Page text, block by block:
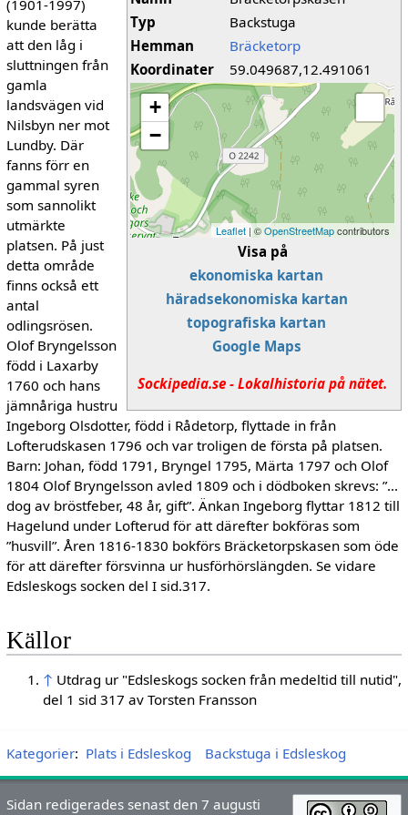
Typ
Backstuga
Hemman
Bräcketorp
Koordinater
59.049687,12.491061
+
−
Leaflet | ©OpenStreetMapcontributors
Visa på
ekonomiska kartan
häradsekonomiska kartan
topografiska kartan
Google Maps
Sockipedia.se - Lokalhistoria på nätet.
(1901-1997)
kunde berätta
att den låg i
sluttningen från
gamla
landsvägen vid
Nilsbyn ner mot
Lundby. Där
fanns förr en
gammal syren
som sannolikt
utmärkte
platsen. På just
detta område
finns också ett
antal
odlingsrösen.
Olof Bryngelsson
född i Laxarby
1760 och hans
jämnåriga hustru
Ingeborg Olsdotter, född i Rådetorp, flyttade in från
Lofterudskasen 1796 och var troligen de första på platsen.
Barn: Johan, född 1791, Bryngel 1795, Märta 1797 och Olof
1804 Olof Bryngelsson avled 1809 och i dödboken skrevs: ”...
dog av bröstfeber, 48 år, gift”. Änkan Ingeborg flyttar 1812 till
Hagelund under Lofterud för att därefter bokföras som
”husvill”. Åren 1816-1830 bokförs Bräcketorpskasen som öde
för att därefter försvinna ur husförhörslängden. Se vidare
Edsleskogs socken del I sid.317.
Källor
↑ Utdrag ur "Edsleskogs socken från medeltid till nutid",
del 1 sid 317 av Torsten Fransson
Kategorier: Plats i Edsleskog Backstuga i Edsleskog
Sidan redigerades senast den 7 augusti